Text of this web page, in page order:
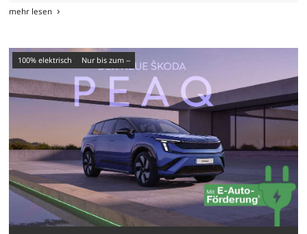
mehr lesen
100% elektrisch nur bis zum --